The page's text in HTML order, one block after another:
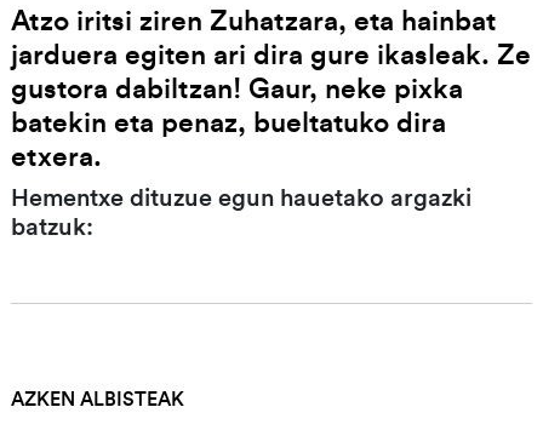
Atzo iritsi ziren Zuhatzara, eta hainbat
jarduera egiten ari dira gure ikasleak. Ze
gustora dabiltzan! Gaur, neke pixka
batekin eta penaz, bueltatuko dira
etxera.
Hementxe dituzue egun hauetako argazki
batzuk:
AZKEN ALBISTEAK